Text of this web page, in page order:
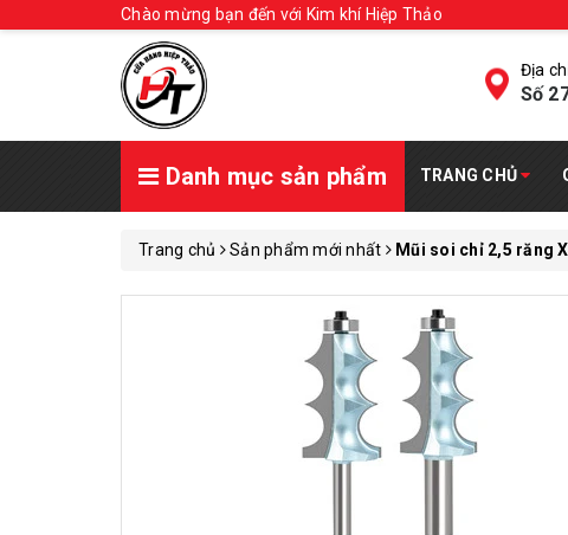
Chào mừng bạn đến với Kim khí Hiệp Thảo
Địa
Số
Danh mục sản phẩm TRANG CHỦ
Trang chủ Sản phẩm mới nhất Mũi soi chỉ 2,5 răng